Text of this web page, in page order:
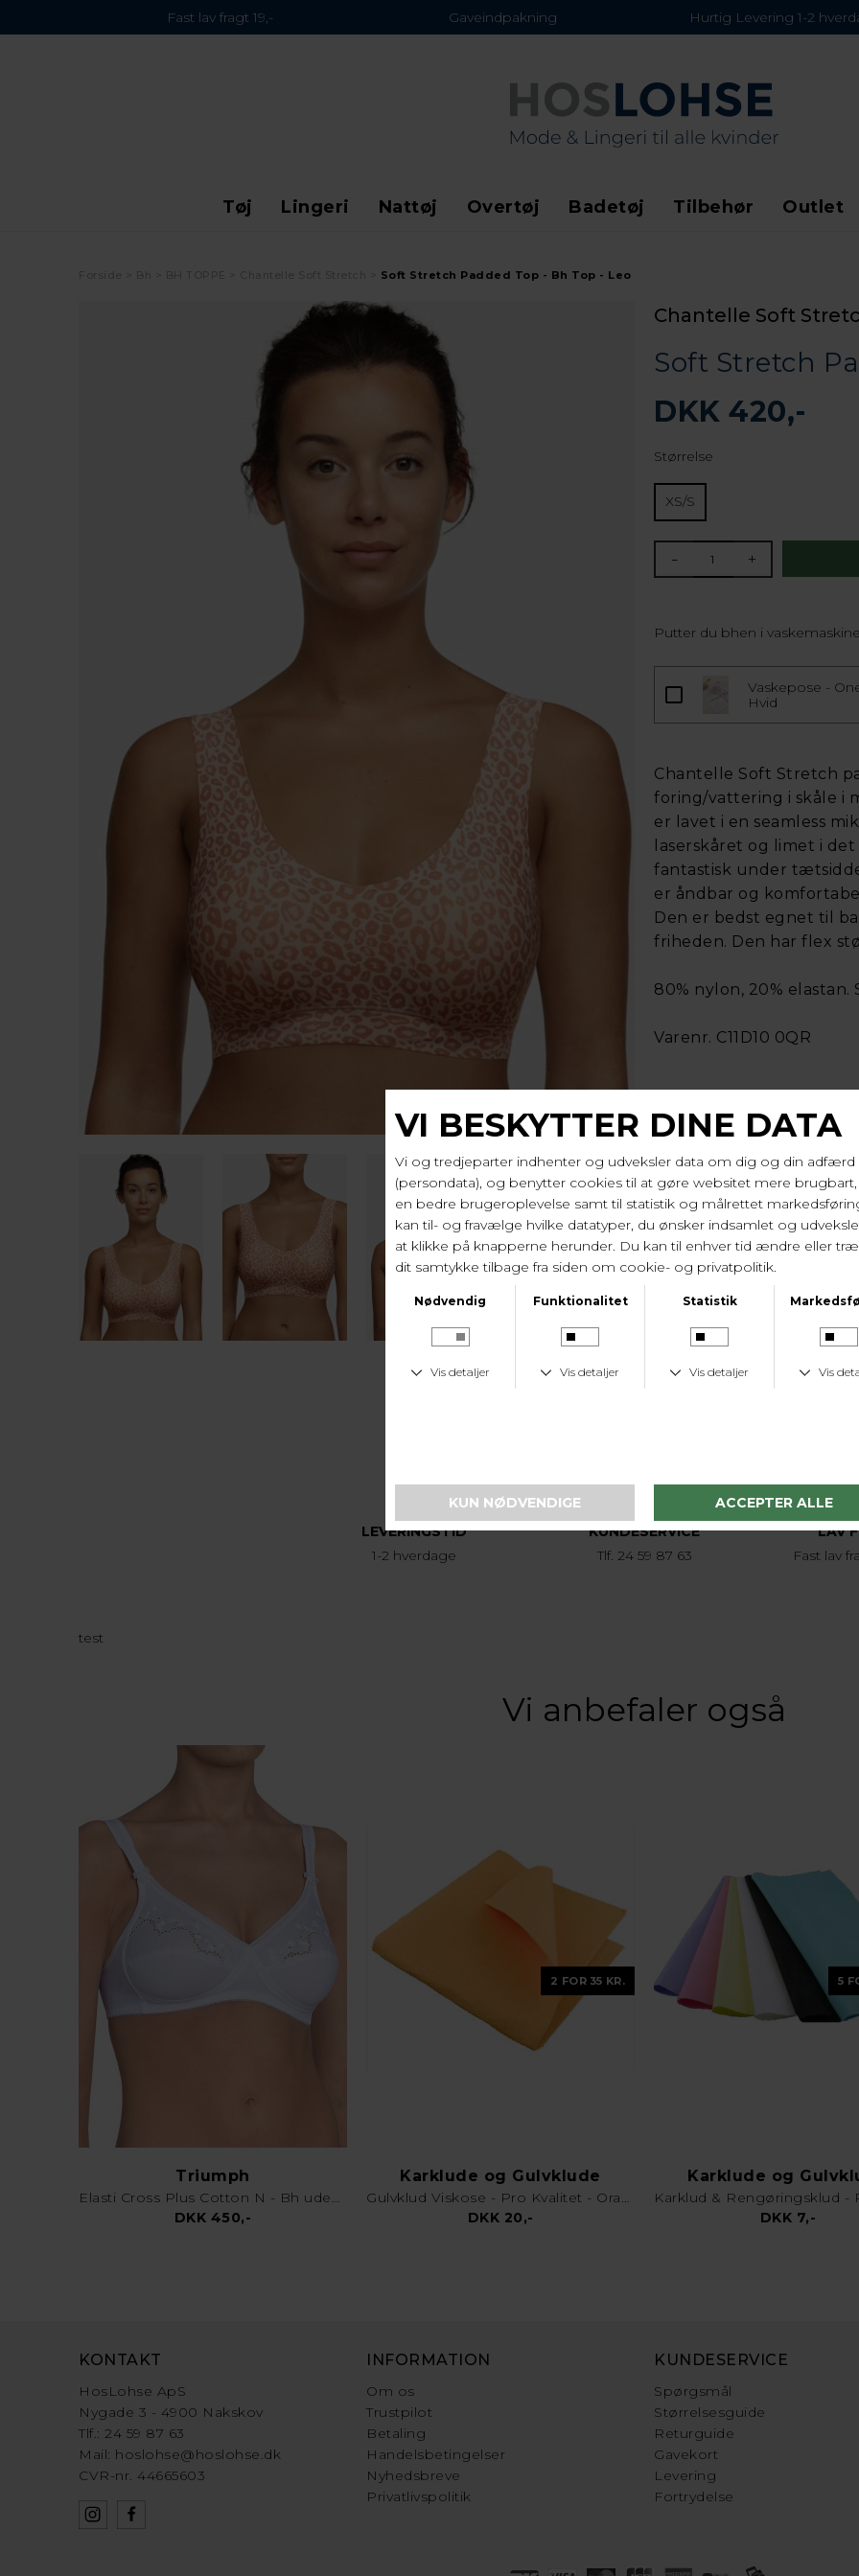
Fast lav fragt 19,- Gaveindpakning Hurtig Levering 1-2
Tøj Lingeri Nattøj Overtøj Badetøj Tilbehør Outlet
Soft Stretch Padded Top - Bh Top - Leo
Chantelle Soft
Soft Stretch
DKK 420,-
Størrelse
XS/S
- +
Putter du bhen i
Vaskepose -
Hvid
Chantelle Soft Stretch
foring/vattering i skåle i
er lavet i en seamless
laserskåret og limet i
fantastisk under
er åndbar og
Den er bedst egnet til
friheden. Den har flex
80% nylon, 20% elastan.
Varenr. C11D10 0QR
LEVERINGSTID
1-2 hverdage
KUNDESERVICE
Tlf. 24 59 87 63
LAV
Fast lav
test
Vi anbefaler også
Triumph
Elasti Cross Plus Cotton N - Bh uden bøjle - Hvid
DKK 450,-
2 FOR 35 KR.
Karklude og Gulvklude
Gulvklud Viskose - Pro Kvalitet - Orange
DKK 20,-
5
Karklude og
DKK 7,-
KONTAKT
HosLohse ApS
Nygade 3 - 4900 Nakskov
Tlf.: 24 59 87 63
Mail: hoslohse@hoslohse.dk
CVR-nr. 44665603
INFORMATION
Om os
Trustpilot
Betaling
Handelsbetingelser
Nyhedsbreve
Privatlivspolitik
KUNDESERVICE
Spørgsmål
Størrelsesguide
Returguide
Gavekort
Levering
Fortrydelse